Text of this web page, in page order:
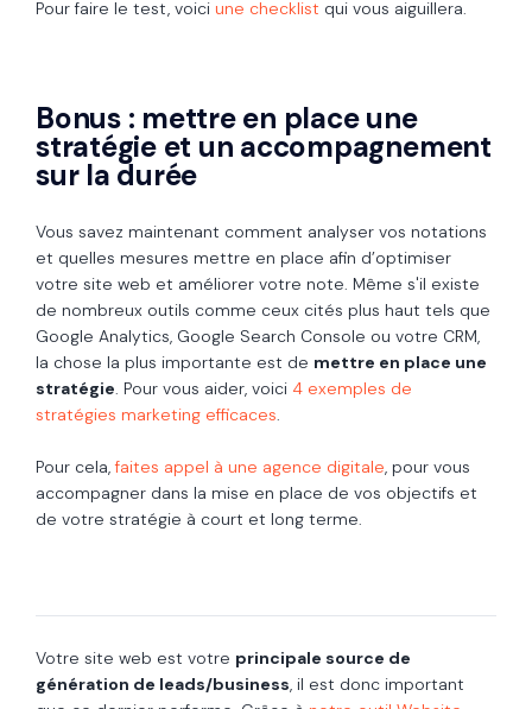
Pour faire le test, voici une checklist qui vous aiguillera.
Bonus : mettre en place une
stratégie et un accompagnement
sur la durée
Vous savez maintenant comment analyser vos notations
et quelles mesures mettre en place afin d’optimiser
votre site web et améliorer votre note. Même s'il existe
de nombreux outils comme ceux cités plus haut tels que
Google Analytics, Google Search Console ou votre CRM,
la chose la plus importante est de mettre en place une
stratégie. Pour vous aider, voici 4 exemples de
stratégies marketing efficaces.
Pour cela,faites appel à une agence digitale, pour vous
accompagner dans la mise en place de vos objectifs et
de votre stratégie à court et long terme.
Votre site web est votre principale source de
génération de leads/business, il est donc important